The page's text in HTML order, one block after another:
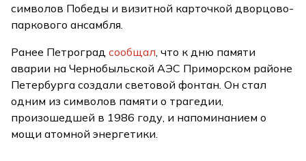
символов Победы и визитной карточкой дворцово-
паркового ансамбля.
Ранее Петроградсообщал , что к дню памяти
аварии на Чернобыльской АЭС Приморском районе
Петербурга создали световой фонтан. Он стал
одним из символов памяти о трагедии,
произошедшей в 1986 году, и напоминанием о
мощи атомной энергетики.